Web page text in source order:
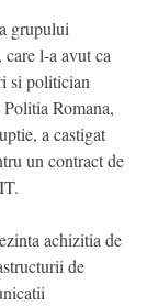
grupului
l-a avut ca
si politician
Romana,
a castigat
un contract de
achizitia de
de